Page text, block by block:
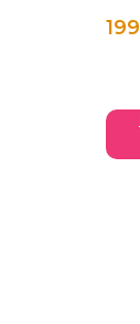
199